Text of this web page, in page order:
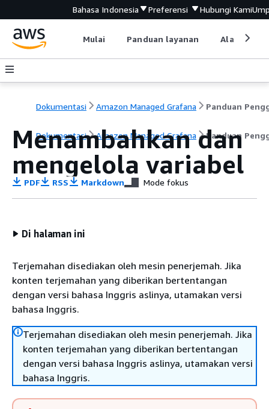
Bahasa Indonesia Preferensi Hubungi Kami
Mulai Panduan layanan Alat
Dokumentasi Amazon Managed Grafana
Dokumentasi Amazon Managed Grafana Panduan
Menambahkan dan
mengelola variabel
PDF RSS Markdown Mode fokus
Di halaman ini
Terjemahan disediakan oleh mesin penerjemah. Jika
konten terjemahan yang diberikan bertentangan
dengan versi bahasa Inggris aslinya, utamakan versi
bahasa Inggris.
Terjemahan disediakan oleh mesin penerjemah. Jika
konten terjemahan yang diberikan bertentangan
dengan versi bahasa Inggris aslinya, utamakan versi
bahasa Inggris.